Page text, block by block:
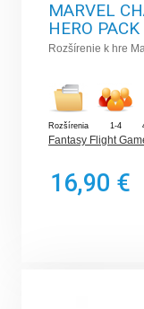
MARVEL
HERO PACK
Rozšírenie k hre
Rozšírenia 1-4
Fantasy Flight
16,90 €